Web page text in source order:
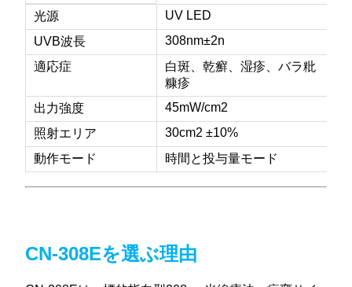
光源
UV LED
UVB波長
308nm±2n
適応症
白斑、乾癬、湿疹、バラ粃
糠疹
出力強度
45mW/cm2
照射エリア
30cm2 ±10%
動作モード
時間と投与量モード
CN-308Eを選ぶ理由